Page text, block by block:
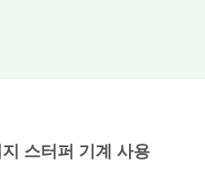
스터퍼 기계 사용